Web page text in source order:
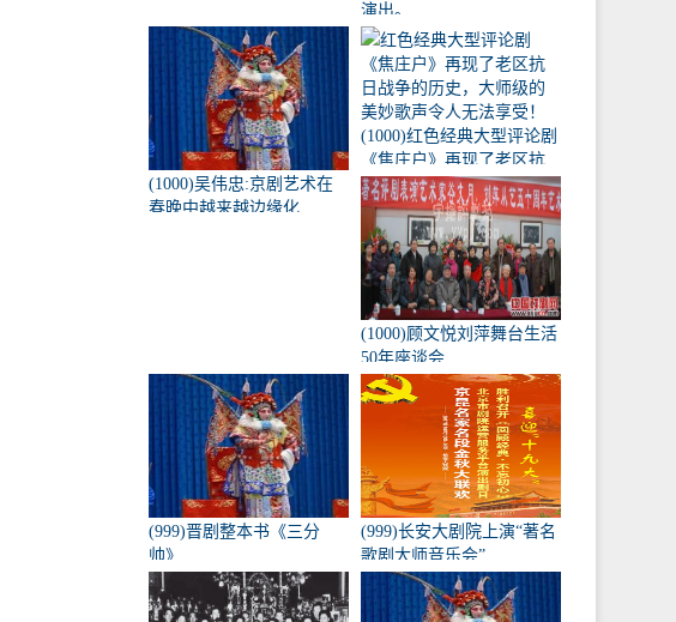
演出。
(1000)吴伟忠:京剧艺术在
春晚中越来越边缘化
(1000)红色经典大型评论剧
《焦庄户》再现了老区抗
日战争的历史，大师级的
美妙歌声令人无法享受！
(1000)顾文悦刘萍舞台生活
50年座谈会
(999)晋剧整本书《三分
帅》
(999)长安大剧院上演“著名
歌剧大师音乐会”